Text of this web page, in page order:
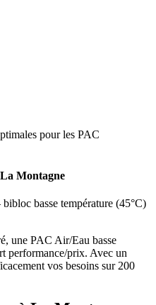
pour les PAC
La Montagne
bibloc basse température (45°C)
une PAC Air/Eau basse
performance/prix. Avec un
vos besoins sur 200